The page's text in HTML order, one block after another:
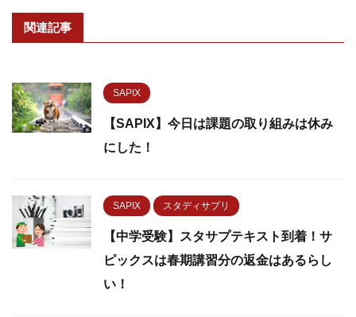
関連記事
SAPIX
【SAPIX】今日は課題の取り組みは休み
にした！
SAPIX スタディサプリ
【中学受験】スタサプテキスト到着！サ
ピックスは春期講習分の返金はあるらし
い！